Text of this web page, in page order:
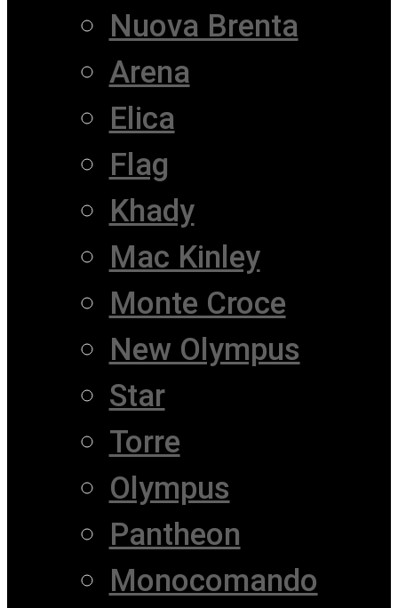
Nuova Brenta
Arena
Elica
Flag
Khady
Mac Kinley
Monte Croce
New Olympus
Star
Torre
Olympus
Pantheon
Monocomando